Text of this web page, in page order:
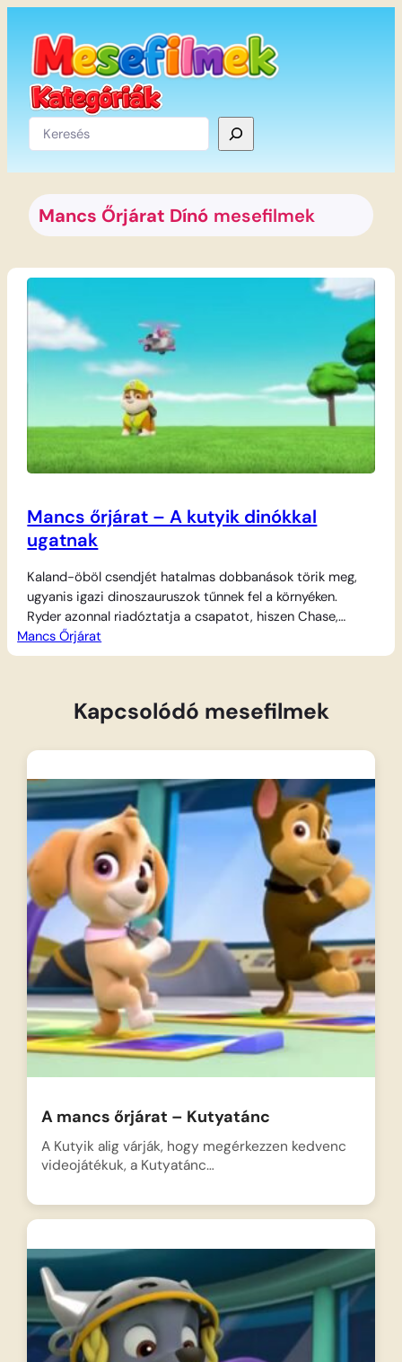
tartalomhoz
Keresés
Mancs Őrjárat Dínó mesefilmek
Mancs őrjárat – A kutyik dinókkal
ugatnak
Kaland-öböl csendjét hatalmas dobbanások törik meg,
ugyanis igazi dinoszauruszok tűnnek fel a környéken.
Ryder azonnal riadóztatja a csapatot, hiszen Chase,
Marshall, Rubble, Rocky, Zuma és Skye segítségére van
szükség a helyzet megoldásához. A bátor kutyusok
el hozzájuk a dínók. A mentőakció során…
Mancs Őrjárat
Kapcsolódó mesefilmek
A mancs őrjárat – Kutyatánc
A Kutyik alig várják, hogy megérkezzen kedvenc
videojátékuk, a Kutyatánc…